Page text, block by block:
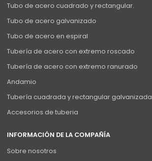
Tubo de acero cuadrado y rectangular.
Tubo de acero galvanizado
Tubo de acero en espiral
Tubería de acero con extremo roscado
Tubería de acero con extremo ranurado
Andamio
Tubería cuadrada y rectangular galvanizada
Accesorios de tuberia
INFORMACIÓN DE LA COMPAÑÍA
Sobre nosotros